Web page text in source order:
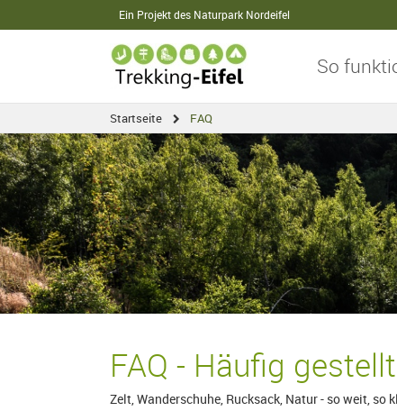
Ein Projekt des Naturpark Nordeifel
So
Startseite FAQ
FAQ - Häufig
Zelt, Wanderschuhe, Rucksack, Natur - so weit,